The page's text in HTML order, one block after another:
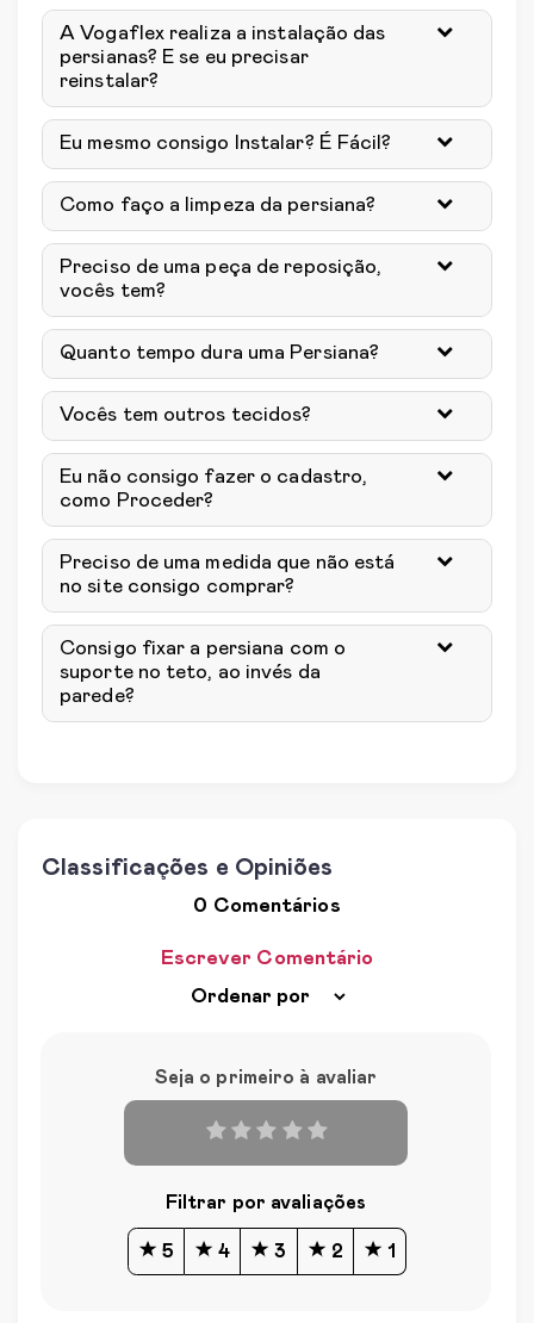
A Vogaflex realiza a instalação das
persianas? E se eu precisar
reinstalar?
Eu mesmo consigo Instalar? É Fácil?
Como faço a limpeza da persiana?
Preciso de uma peça de reposição,
vocês tem?
Quanto tempo dura uma Persiana?
Vocês tem outros tecidos?
Eu não consigo fazer o cadastro,
como Proceder?
Preciso de uma medida que não está
no site consigo comprar?
Consigo fixar a persiana com o
suporte no teto, ao invés da
parede?
Classificações e Opiniões
0 Comentários
Escrever Comentário
Seja o primeiro à avaliar
Filtrar por avaliações
5 4 3 2 1